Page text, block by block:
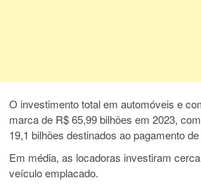
O investimento total em automóveis e
marca de R$ 65,99 bilhões em 2023,
19,1 bilhões destinados ao pagamento
Em média, as locadoras investiram
veículo emplacado.